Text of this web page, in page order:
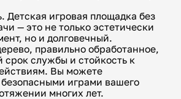
Детская игровая площадка без
— это не только эстетически
но и долговечный.
правильно обработанное,
срок службы и стойкость к
Вы можете
играми вашего
многих лет.